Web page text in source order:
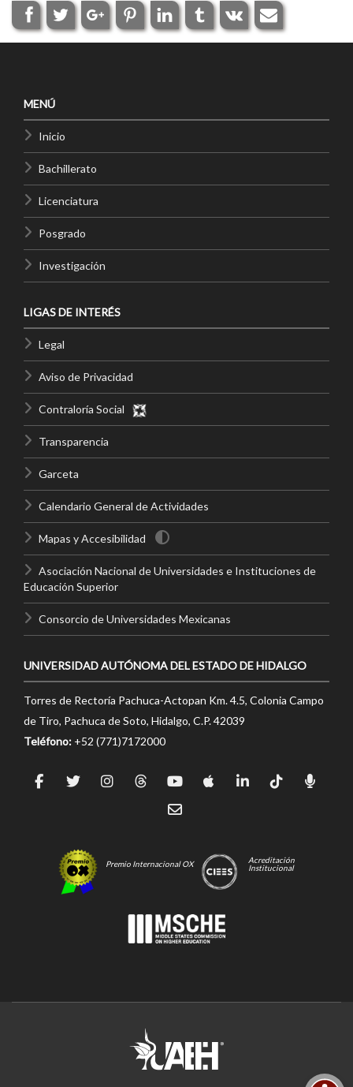
MENÚ
Inicio
Bachillerato
Licenciatura
Posgrado
Investigación
LIGAS DE INTERÉS
Legal
Aviso de Privacidad
Contraloría Social
Transparencia
Garceta
Calendario General de Actividades
Mapas y Accesibilidad
Asociación Nacional de Universidades e Instituciones de
Educación Superior
Consorcio de Universidades Mexicanas
UNIVERSIDAD AUTÓNOMA DEL ESTADO DE HIDALGO
Torres de Rectoría Pachuca-Actopan Km. 4.5, Colonia Campo
de Tiro, Pachuca de Soto, Hidalgo, C.P. 42039
Teléfono: +52 (771)7172000
Premio Internacional OX
Acreditación
Institucional